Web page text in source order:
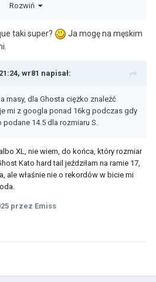
Pique wyprzedany, to byłby świetny
Rozwiń
taki super?
Ja mogę na męskim
wr81 napisał:
masy, dla Ghosta ciężko znaleźć
mi z googla ponad 16kg podczas gdy
14.5 dla rozmiaru S.
XL, nie wiem, do końca, który rozmiar
Kato hard tail jeździłam na ramie 17,
ale właśnie nie o rekordów w bicie mi
przez Emiss